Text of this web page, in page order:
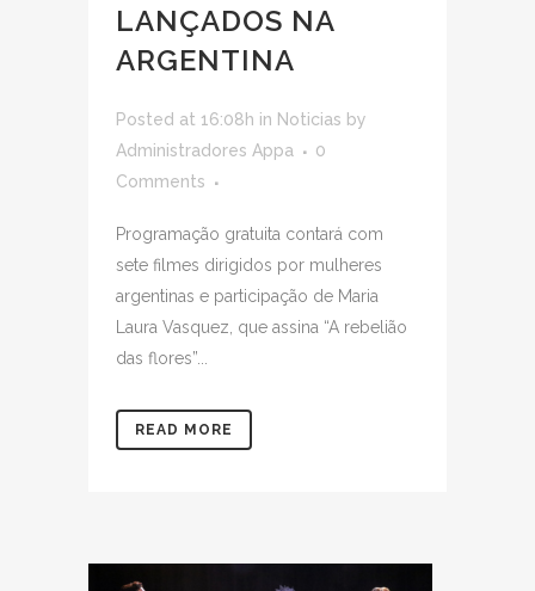
LANÇADOS NA
ARGENTINA
Posted at 16:08h in Noticias by
Administradores Appa
0
Comments
Programação gratuita contará com
sete filmes dirigidos por mulheres
argentinas e participação de Maria
Laura Vasquez, que assina “A rebelião
das flores”...
READ MORE